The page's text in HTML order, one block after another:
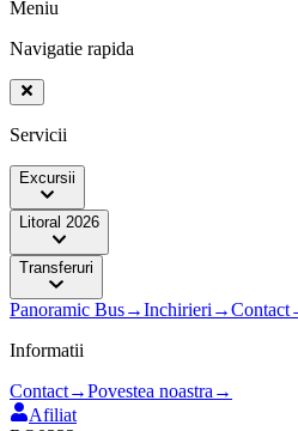
Meniu
Navigatie rapida
Servicii
Excursii
Litoral 2026
Transferuri
Panoramic Bus→Inchirieri →Contact
Informatii
Contact→Povestea noastra →
Afiliat